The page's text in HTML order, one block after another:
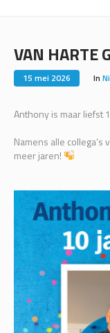
VAN HARTE
15 mei 2026 In
Anthony is maar liefst
Namens alle
meer jaren!